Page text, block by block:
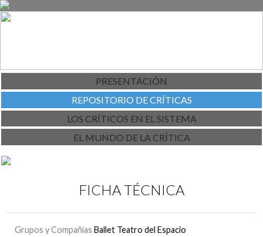
PRESENTACIÓN
REPOSITORIO DE CRÍTICAS
LOS CRÍTICOS EN EL SISTEMA
EL MUNDO DE LA CRÍTICA
FICHA TÉCNICA
Grupos y Compañías Ballet Teatro del Espacio